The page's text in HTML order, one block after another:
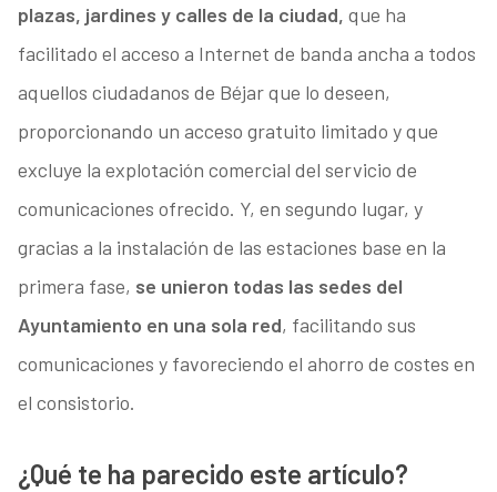
plazas, jardines y calles de la ciudad, que ha
facilitado el acceso a Internet de banda ancha a todos
aquellos ciudadanos de Béjar que lo deseen,
proporcionando un acceso gratuito limitado y que
excluye la explotación comercial del servicio de
comunicaciones ofrecido. Y, en segundo lugar, y
gracias a la instalación de las estaciones base en la
primera fase, se unieron todas las sedes del
Ayuntamiento en una sola red, facilitando sus
comunicaciones y favoreciendo el ahorro de costes en
el consistorio.
¿Qué te ha parecido este artículo?